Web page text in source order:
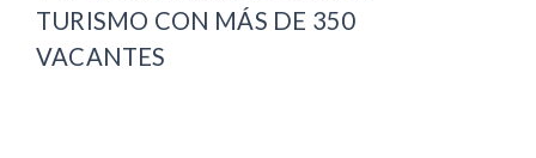
TURISMO CON MÁS DE 350
VACANTES